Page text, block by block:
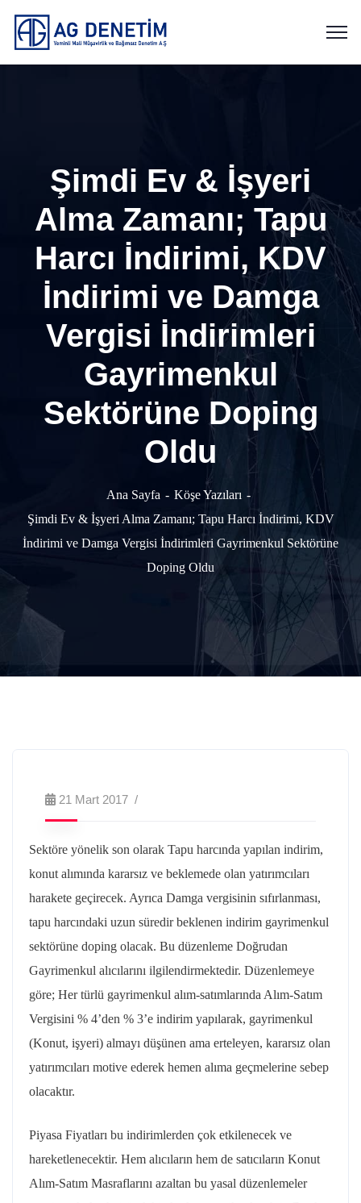
Şimdi Ev & İşyeri
Alma Zamanı; Tapu
Harcı İndirimi, KDV
İndirimi ve Damga
Vergisi İndirimleri
Gayrimenkul
Sektörüne Doping
Oldu
Ana Sayfa
Köşe Yazıları
Şimdi Ev & İşyeri Alma Zamanı; Tapu Harcı İndirimi, KDV
İndirimi ve Damga Vergisi İndirimleri Gayrimenkul Sektörüne
Doping Oldu
21 Mart 2017
Sektöre yönelik son olarak Tapu harcında yapılan indirim,
konut alımında kararsız ve beklemede olan yatırımcıları
harakete geçirecek. Ayrıca Damga vergisinin sıfırlanması,
tapu harcındaki uzun süredir beklenen indirim gayrimenkul
sektörüne doping olacak. Bu düzenleme Doğrudan
Gayrimenkul alıcılarını ilgilendirmektedir. Düzenlemeye
göre; Her türlü gayrimenkul alım-satımlarında Alım-Satım
Vergisini % 4’den % 3’e indirim yapılarak, gayrimenkul
(Konut, işyeri) almayı düşünen ama erteleyen, kararsız olan
yatırımcıları motive ederek hemen alıma geçmelerine sebep
olacaktır.
Piyasa Fiyatları bu indirimlerden çok etkilenecek ve
hareketlenecektir. Hem alıcıların hem de satıcıların Konut
Alım-Satım Masraflarını azaltan bu yasal düzenlemeler